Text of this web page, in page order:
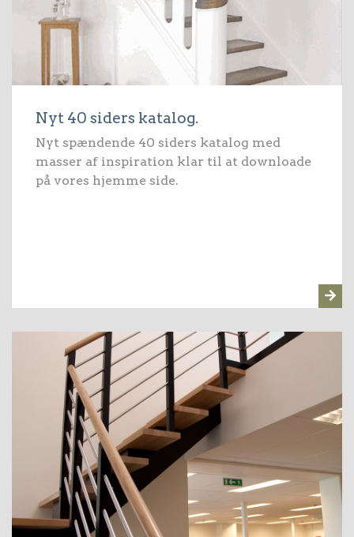
Nyt 40 siders katalog.
Nyt spændende 40 siders katalog med
masser af inspiration klar til at downloade
på vores hjemme side.